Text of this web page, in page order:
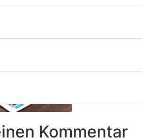
Kommentar